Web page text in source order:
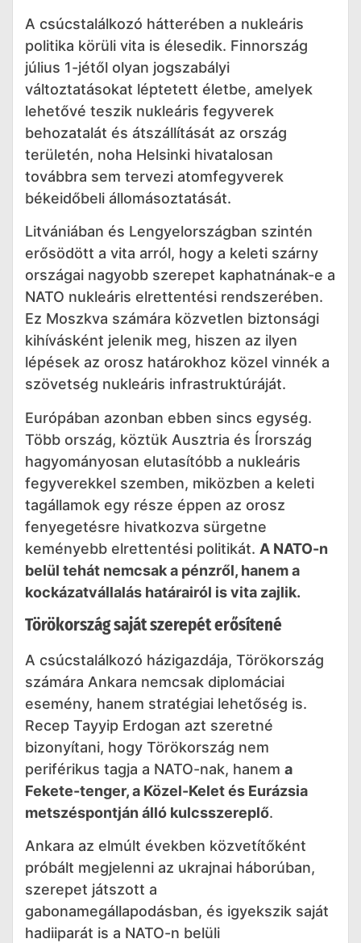
A csúcstalálkozó hátterében a nukleáris
politika körüli vita is élesedik. Finnország
július 1-jétől olyan jogszabályi
változtatásokat léptetett életbe, amelyek
lehetővé teszik nukleáris fegyverek
behozatalát és átszállítását az ország
területén, noha Helsinki hivatalosan
továbbra sem tervezi atomfegyverek
békeidőbeli állomásoztatását.
Litvániában és Lengyelországban szintén
erősödött a vita arról, hogy a keleti szárny
országai nagyobb szerepet kaphatnának-e a
NATO nukleáris elrettentési rendszerében.
Ez Moszkva számára közvetlen biztonsági
kihívásként jelenik meg, hiszen az ilyen
lépések az orosz határokhoz közel vinnék a
szövetség nukleáris infrastruktúráját.
Európában azonban ebben sincs egység.
Több ország, köztük Ausztria és Írország
hagyományosan elutasítóbb a nukleáris
fegyverekkel szemben, miközben a keleti
tagállamok egy része éppen az orosz
fenyegetésre hivatkozva sürgetne
keményebb elrettentési politikát. A NATO-n
belül tehát nemcsak a pénzről, hanem a
kockázatvállalás határairól is vita zajlik.
Törökország saját szerepét erősítené
A csúcstalálkozó házigazdája, Törökország
számára Ankara nemcsak diplomáciai
esemény, hanem stratégiai lehetőség is.
Recep Tayyip Erdogan azt szeretné
bizonyítani, hogy Törökország nem
periférikus tagja a NATO-nak, hanem a
Fekete-tenger, a Közel-Kelet és Eurázsia
metszéspontján álló kulcsszereplő.
Ankara az elmúlt években közvetítőként
próbált megjelenni az ukrajnai háborúban,
szerepet játszott a
gabonamegállapodásban, és igyekszik saját
hadiiparát is a NATO-n belüli